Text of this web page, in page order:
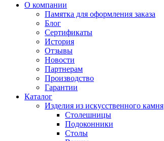
О компании
Памятка для оформления заказа
Блог
Сертификаты
История
Отзывы
Новости
Партнерам
Производство
Гарантии
Каталог
Изделия из искусственного камня
Столешницы
Подоконники
Столы